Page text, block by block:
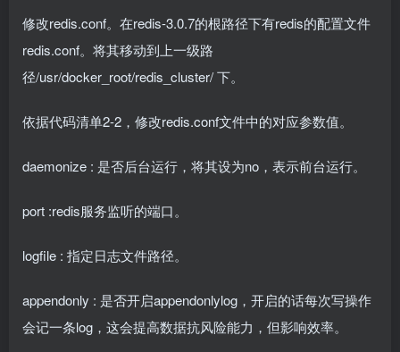
修改redis.conf。在redis-3.0.7的根路径下有redis的配置文件
redis.conf。将其移动到上一级路
径/usr/docker_root/redis_cluster/ 下。
依据代码清单2-2，修改redis.conf文件中的对应参数值。
daemonize : 是否后台运行，将其设为no，表示前台运行。
port :redis服务监听的端口。
logfile : 指定日志文件路径。
appendonly : 是否开启appendonlylog，开启的话每次写操作
会记一条log，这会提高数据抗风险能力，但影响效率。